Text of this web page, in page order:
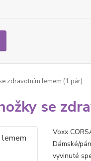
zdravotním lemem (1 pár)
se
Voxx
Dámské/
vyvinuté